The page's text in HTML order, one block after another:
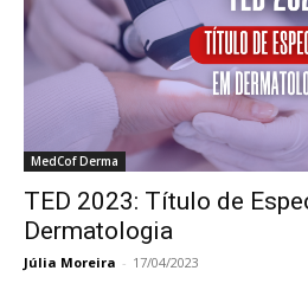
MedCof Derma
TED 2023: Título de
Dermatologia
Júlia Moreira - 17/04/2023